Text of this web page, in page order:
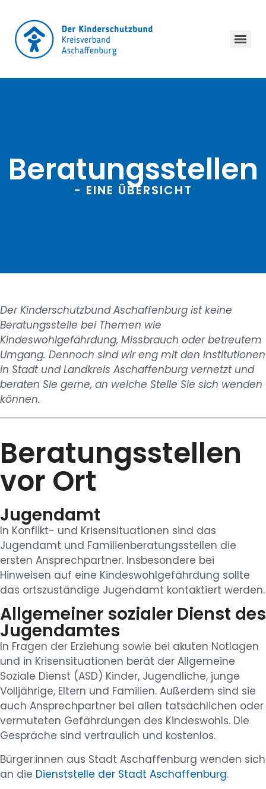
Beratungsstellen
- EINE ÜBERSICHT
Der Kinderschutzbund Aschaffenburg ist keine
Beratungsstelle bei Themen wie
Kindeswohlgefährdung, Missbrauch oder betreutem
Umgang. Dennoch sind wir eng mit den Institutionen
in Stadt und Landkreis Aschaffenburg vernetzt und
beraten Sie gerne, an welche Stelle Sie sich wenden
können.
Beratungsstellen
vor Ort
Jugendamt
In Konflikt- und Krisensituationen sind das
Jugendamt und Familienberatungsstellen die
ersten Ansprechpartner. Insbesondere bei
Hinweisen auf eine Kindeswohlgefährdung sollte
das ortszuständige Jugendamt kontaktiert werden.
Allgemeiner sozialer Dienst des
Jugendamtes
In Fragen der Erziehung sowie bei akuten Notlagen
und in Krisensituationen berät der Allgemeine
Soziale Dienst (ASD) Kinder, Jugendliche, junge
Volljährige, Eltern und Familien. Außerdem sind sie
auch Ansprechpartner bei allen tatsächlichen oder
vermuteten Gefährdungen des Kindeswohls. Die
Gespräche sind vertraulich und kostenlos.
Bürger:innen aus Stadt Aschaffenburg wenden sich
an die Dienststelle der Stadt Aschaffenburg.